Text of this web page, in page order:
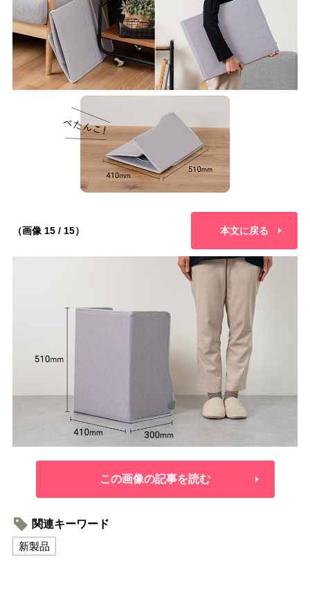
（画像 15 / 15） 本文に戻る
この画像の記事を読む
関連キーワード
新製品